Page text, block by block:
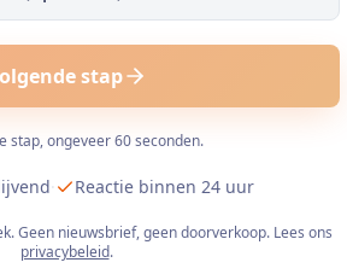
stap
stap, ongeveer 60 seconden.
· Reactie binnen 24 uur
Geen nieuwsbrief, geen doorverkoop. Lees ons
privacybeleid.